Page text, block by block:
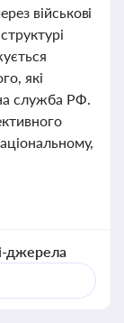
військові
які
служба РФ.
джерела